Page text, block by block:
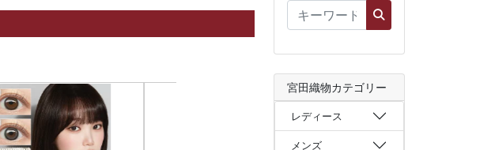
宮田織物カテゴリー
レディース
メンズ